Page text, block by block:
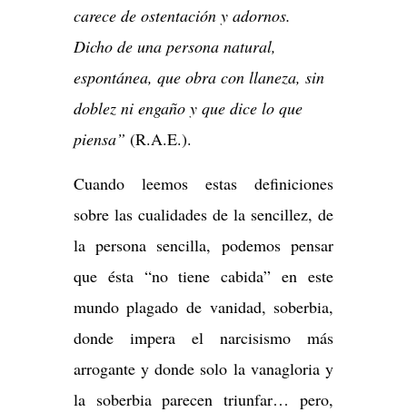
carece de ostentación y adornos.
Dicho de una persona natural,
espontánea, que obra con llaneza, sin
doblez ni engaño y que dice lo que
piensa” (R.A.E.).
Cuando leemos estas definiciones
sobre las cualidades de la sencillez, de
la persona sencilla, podemos pensar
que ésta “no tiene cabida” en este
mundo plagado de vanidad, soberbia,
donde impera el narcisismo más
arrogante y donde solo la vanagloria y
la soberbia parecen triunfar… pero,